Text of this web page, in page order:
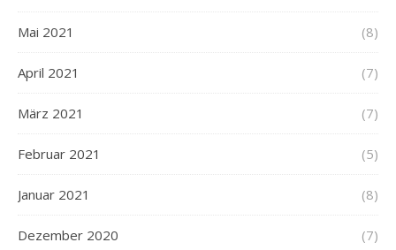
Mai 2021 (8)
April 2021 (7)
März 2021 (7)
Februar 2021 (5)
Januar 2021 (8)
Dezember 2020 (7)